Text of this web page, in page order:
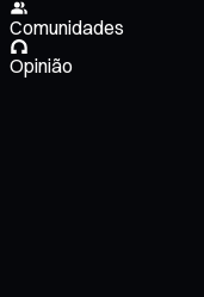
Comunidades
Opinião